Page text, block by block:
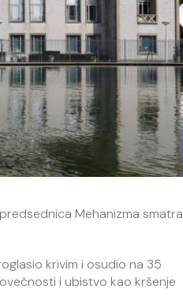
Mehanizma smatra
krivim i osudio na 35
i ubistvo kao kršenje